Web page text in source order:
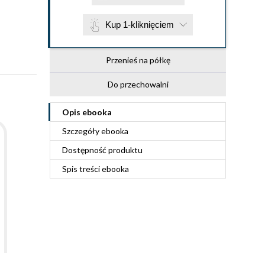
Kup 1-kliknięciem
Przenieś na półkę
Do przechowalni
Opis ebooka
Szczegółyebooka
Dostępność produktu
Spis treściebooka